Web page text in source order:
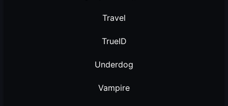
Travel
TrueID
Underdog
Vampire